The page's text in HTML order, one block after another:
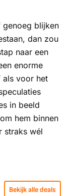
genoeg blijken
dan zou
naar een
enorme
als voor het
in beeld
hem binnen
straks wél
Bekijk alle deals